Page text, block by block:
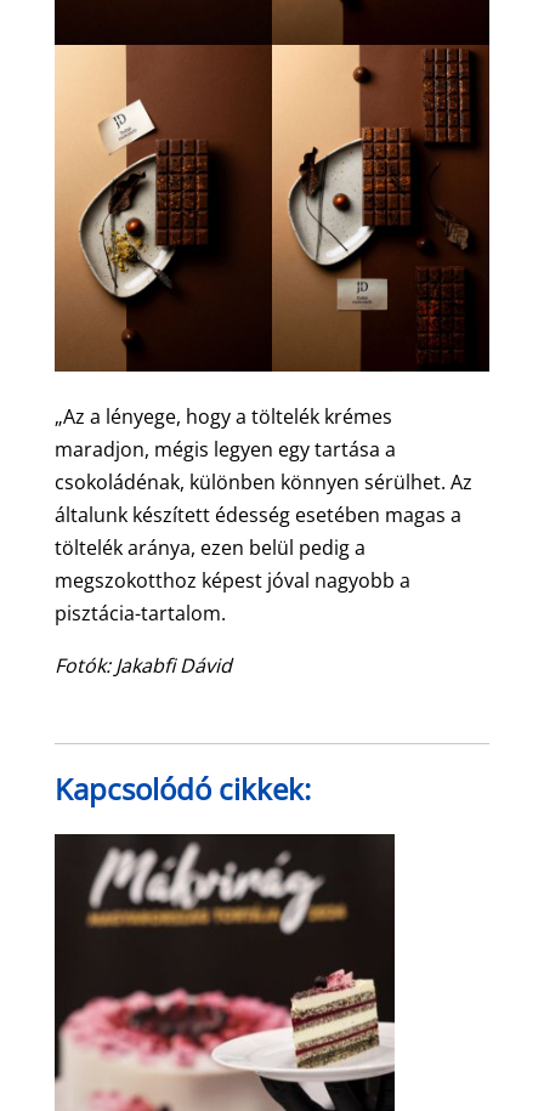
„Az a lényege, hogy a töltelék krémes
maradjon, mégis legyen egy tartása a
csokoládénak, különben könnyen sérülhet. Az
általunk készített édesség esetében magas a
töltelék aránya, ezen belül pedig a
megszokotthoz képest jóval nagyobb a
pisztácia-tartalom.
Fotók: Jakabfi Dávid
Kapcsolódó cikkek: